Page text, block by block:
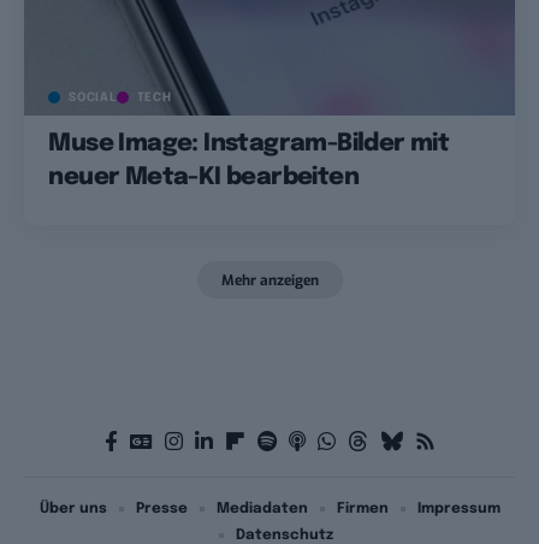
SOCIAL TECH
Muse Image: Instagram-Bilder mit
neuer Meta-KI bearbeiten
Mehr anzeigen
Über uns Presse Mediadaten Firmen
Impressum
Datenschutz